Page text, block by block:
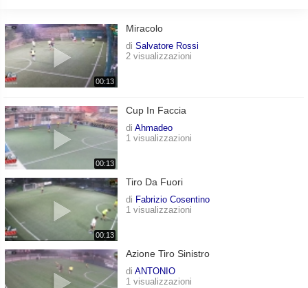
00:13
Miracolo
di Salvatore Rossi
2 visualizzazioni
00:13
Cup In Faccia
di Ahmadeo
1 visualizzazioni
00:13
Tiro Da Fuori
di Fabrizio Cosentino
1 visualizzazioni
Azione Tiro Sinistro
di ANTONIO
1 visualizzazioni